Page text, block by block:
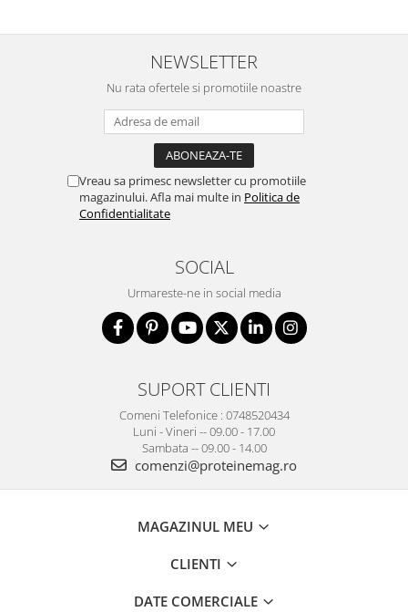
NEWSLETTER
Nu rata ofertele si promotiile noastre
Vreau sa primesc newsletter cu promotiile
magazinului. Afla mai multe in Politica de
Confidentialitate
SOCIAL
Urmareste-ne in social media
SUPORT CLIENTI
Comeni Telefonice : 0748520434
Luni - Vineri -- 09.00 - 17.00
Sambata -- 09.00 - 14.00
comenzi@proteinemag.ro
MAGAZINUL MEU
CLIENTI
DATE COMERCIALE